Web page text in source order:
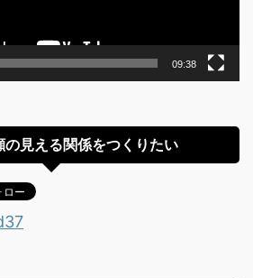
09:38
見える関係をつくりたい